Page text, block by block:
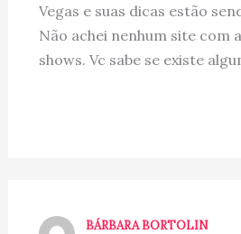
Vegas e suas dicas estão
Não achei nenhum site com
shows. Vc sabe se existe
BÁRBARA BORTOLIN